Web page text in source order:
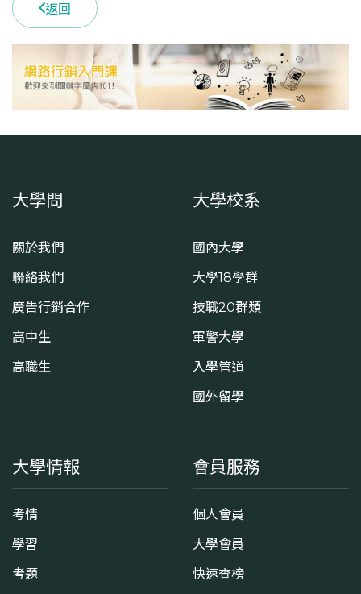
返回
大學問
關於我們
聯絡我們
廣告行銷合作
高中生
高職生
大學校系
國內大學
大學18學群
技職20群類
軍警大學
入學管道
國外留學
大學情報
考情
學習
考題
會員服務
個人會員
大學會員
快速查榜